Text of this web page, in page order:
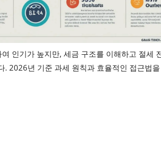
인기가 높지만, 세금 구조를 이해하고 절세
. 2026년 기준 과세 원칙과 효율적인 접근법을